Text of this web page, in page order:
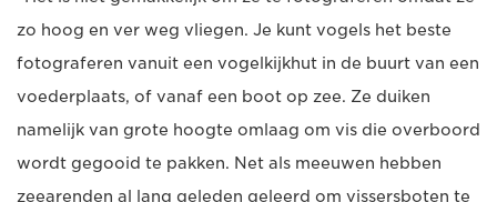
zo hoog en ver weg vliegen. Je kunt vogels het beste
fotograferen vanuit een vogelkijkhut in de buurt van een
voederplaats, of vanaf een boot op zee. Ze duiken
namelijk van grote hoogte omlaag om vis die overboord
wordt gegooid te pakken. Net als meeuwen hebben
zeearenden al lang geleden geleerd om vissersboten te